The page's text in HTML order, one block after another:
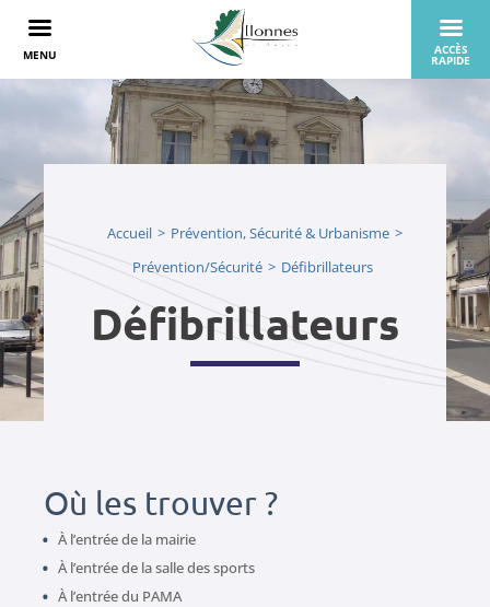
Accueil
Prévention, Sécurité & Urbanisme
Prévention/Sécurité
Défibrillateurs
Défibrillateurs
Où les trouver ?
À l’entrée de la mairie
À l’entrée de la salle des sports
À l’entrée du PAMA